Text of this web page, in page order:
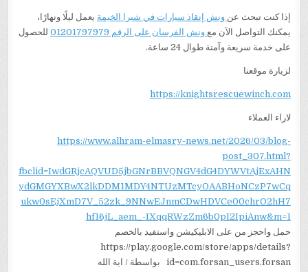
إذا كنت تبحث عن ونش إنقاذ سيارات في شبرا الخيمة يعمل ليلًا ونهارًا،
يمكنك التواصل الآن مع ونش الفرسان على الرقم 01201797979
للحصول
على خدمة سريعة وآمنة طوال 24 ساعة.
لزيارة موقعنا
https://knightsrescuewinch.com
لاراء العملاء
https://www.alhram-elmasry-news.net/2026/03/blog-
post_307.html?
fbclid=IwdGRjcAQVUD5jbGNrBBVQNGV4dG4DYWVtAjExAHN
ydGMGYXBwX2lkDDM1MDY4NTUzMTcyOAABHoNCzP7wCq
ukw0sEjXmD7V_52zk_9NNwEJnmCDwHDVCe00chrO2hH7
hf16jL_aem_-IXqqRWzZm6b0pI2IpiAnw&m=1
حمل واحجز من على الابليكيشن واستفيد بالخصم
https://play.google.com/store/apps/details?
id=com.forsan_users.forsan بواسطة / اية الله